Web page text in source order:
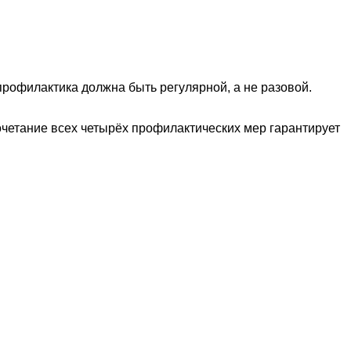
должна быть регулярной, а не разовой.
всех четырёх профилактических мер гарантирует